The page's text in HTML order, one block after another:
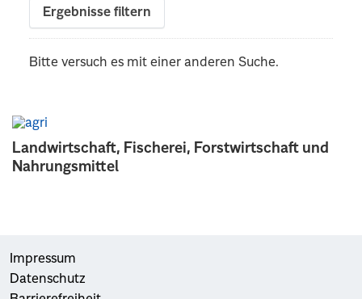
Landwirtschaft, Fischerei, Forstwirtschaft und
Nahrungsmittel
Ergebnisse filtern
Bitte versuch es mit einer anderen Suche.
Impressum
Datenschutz